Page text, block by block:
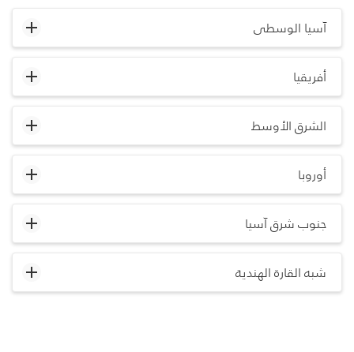
آسيا الوسطى
أفريقيا
الشرق الأوسط
أوروبا
جنوب شرق آسيا
شبه القارة الهندية